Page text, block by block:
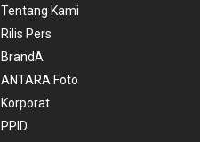
Tentang Kami
Rilis Pers
BrandA
ANTARA Foto
Korporat
PPID